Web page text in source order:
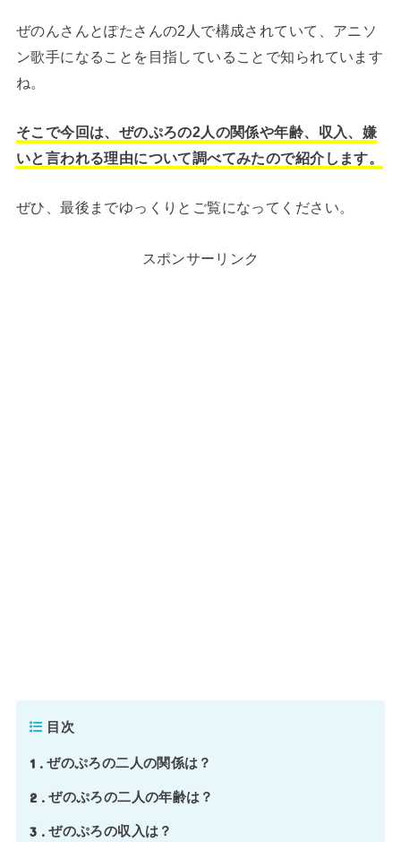
ぜのんさんとぽたさんの2人で構成されていて、アニソ
ン歌手になることを目指していることで知られています
ね。
そこで今回は、ぜのぷろの2人の関係や年齢、収入、嫌
いと言われる理由について調べてみたので紹介します。
ぜひ、最後までゆっくりとご覧になってください。
スポンサーリンク
目次
1 ぜのぷろの二人の関係は？
2 ぜのぷろの二人の年齢は？
3 ぜのぷろの収入は？